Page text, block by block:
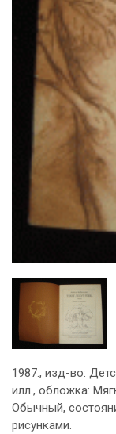
1987., изд-во:
илл., обложка:
Обычный,
рисунками.